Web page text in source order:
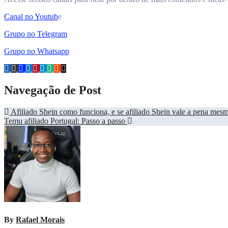
Canal no Youtube
Grupo no Telegram
Grupo no Whatsapp
Navegação de Post
Afiliado Shein como funciona, e se afiliado Shein vale a pena
Temu afiliado Portugal: Passo a passo
By Rafael Morais